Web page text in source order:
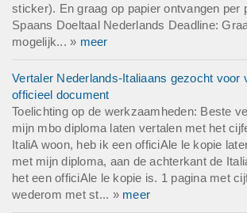
sticker). En graag op papier ontvangen per
Spaans Doeltaal Nederlands Deadline:
mogelijk... » meer
Vertaler Nederlands-Italiaans gezocht voor
officieel document
Toelichting op de werkzaamheden: Beste
mijn mbo diploma laten vertalen met het
ItaliA woon, heb ik een officiAle le kopie
met mijn diploma, aan de achterkant de
het een officiAle le kopie is. 1 pagina met
wederom met st... » meer